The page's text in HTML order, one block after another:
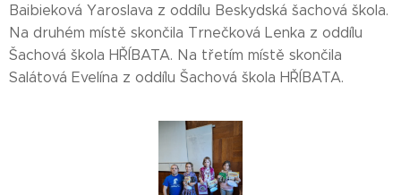
Baibieková Yaroslava z oddílu Beskydská šachová škola.
Na druhém místě skončila Trnečková Lenka z oddílu
Šachová škola HŘÍBATA. Na třetím místě skončila
Salátová Evelína z oddílu Šachová škola HŘÍBATA.